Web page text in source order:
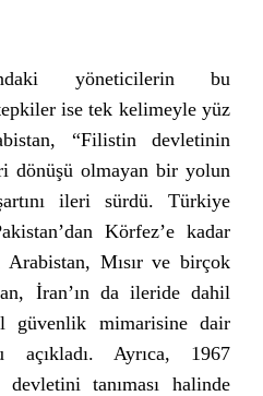
yöneticilerin bu
ise tek kelimeyle yüz
“Filistin devletinin
dönüşü olmayan bir yolun
ileri sürdü. Türkiye
Körfez’e kadar
Mısır ve birçok
İran’ın da ileride dahil
güvenlik mimarisine dair
açıkladı. Ayrıca, 1967
tanıması halinde